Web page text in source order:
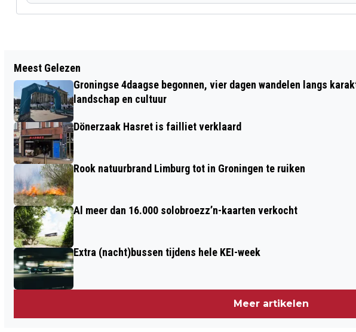
OPENING TATTOO CONVENTIE EN
EXPOSITIE TATTOO IN FORUM
GRONINGEN
THEMA
Meest Gelezen
Groningse 4daagse begonnen, vier dagen wandelen langs
landschap en cultuur
Dönerzaak Hasret is failliet verklaard
Rook natuurbrand Limburg tot in Groningen te ruiken
Al meer dan 16.000 solobroezz’n-kaarten verkocht
Extra (nacht)bussen tijdens hele KEI-week
Meer artikelen